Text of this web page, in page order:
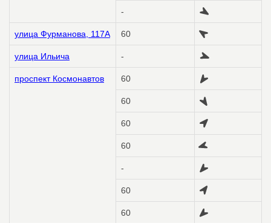
-
улица Фурманова, 117А 60
улица Ильича -
проспект Космонавтов 60
60
60
60
-
60
60